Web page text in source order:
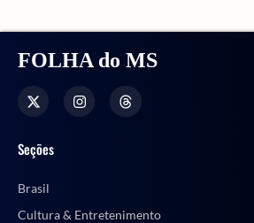
FOLHA do MS
Seções
Brasil
Cultura & Entretenimento